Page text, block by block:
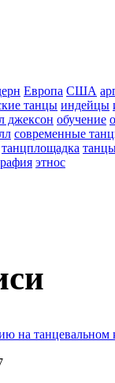
Европа США
танцы индейцы
джексон обучение
современные
танцплощадка
этнос
на танцевальном